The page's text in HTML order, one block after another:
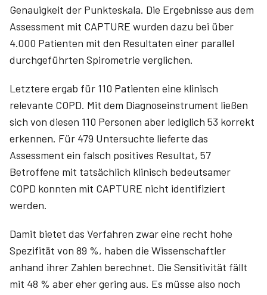
Genauigkeit der Punkteskala. Die Ergebnisse aus dem
Assessment mit CAPTURE wurden dazu bei über
4.000 Patienten mit den Resultaten einer parallel
durchgeführten Spirometrie verglichen.
Letztere ergab für 110 Patienten eine klinisch
relevante COPD. Mit dem Diagnoseinstrument ließen
sich von diesen 110 Personen aber lediglich 53 korrekt
erkennen. Für 479 Untersuchte lieferte das
Assessment ein falsch positives Resultat, 57
Betroffene mit tatsächlich klinisch bedeutsamer
COPD konnten mit CAPTURE nicht identifiziert
werden.
Damit bietet das Verfahren zwar eine recht hohe
Spezifität von 89 %, haben die Wissenschaftler
anhand ihrer Zahlen berechnet. Die Sensitivität fällt
mit 48 % aber eher gering aus. Es müsse also noch